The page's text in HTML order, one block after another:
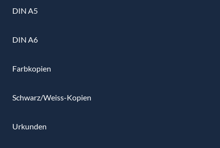
DIN A5
DIN A6
Farbkopien
Schwarz/Weiss-Kopien
Urkunden